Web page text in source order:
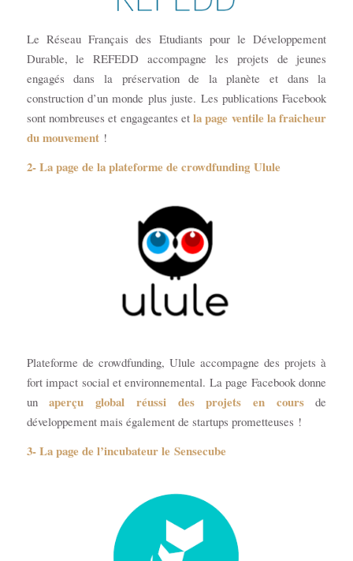
Le Réseau Français des Etudiants pour le Développement
Durable, le REFEDD accompagne les projets de jeunes
engagés dans la préservation de la planète et dans la
construction d’un monde plus juste. Les publications Facebook
sont nombreuses et engageantes etla page ventile la fraicheur
du mouvement!
2- La page de la plateforme de crowdfunding Ulule
Plateforme de crowdfunding, Ulule accompagne des projets à
fort impact social et environnemental. La page Facebook donne
unaperçu global réussi des projets en coursde
développement mais également de startups prometteuses !
3- La page de l’incubateur le Sensecube